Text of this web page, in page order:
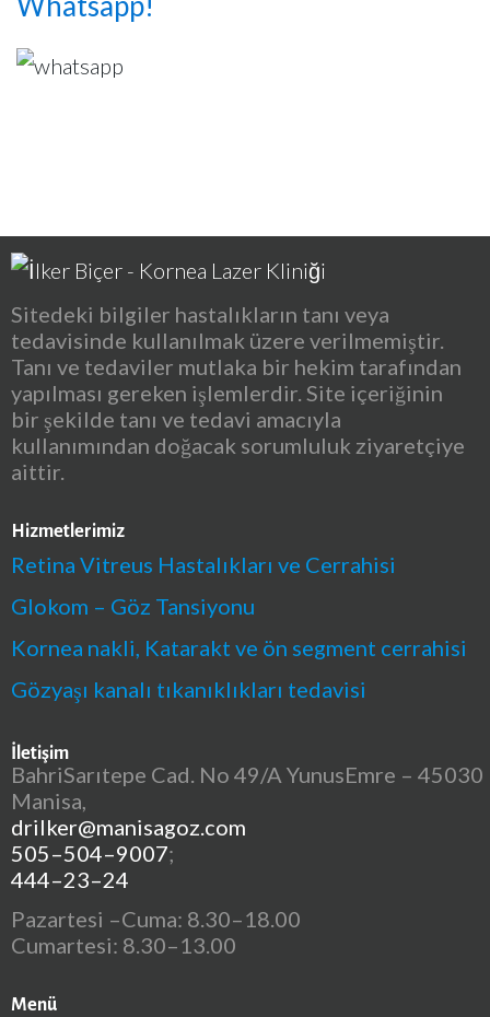
Sitedeki bilgiler hastalıkların tanı veya
tedavisinde kullanılmak üzere verilmemiştir.
Tanı ve tedaviler mutlaka bir hekim tarafından
yapılması gereken işlemlerdir. Site içeriğinin
bir şekilde tanı ve tedavi amacıyla
kullanımından doğacak sorumluluk ziyaretçiye
aittir.
Hizmetlerimiz
Retina Vitreus Hastalıkları ve Cerrahisi
Glokom – Göz Tansiyonu
Kornea nakli, Katarakt ve ön segment cerrahisi
Gözyaşı kanalı tıkanıklıkları tedavisi
İletişim
BahriSarıtepe Cad. No 49/A YunusEmre – 45030
Manisa,
drilker@manisagoz.com
505–504–9007;
444–23–24
Pazartesi –Cuma: 8.30–18.00
Cumartesi: 8.30–13.00
Menü